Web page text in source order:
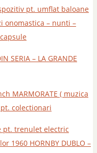
pt. umflat baloane
onomastica – nunti –
SERIA – LA GRANDE
MARMORATE ( muzica
colectionari
pt. trenulet electric
1960 HORNBY DUBLO –